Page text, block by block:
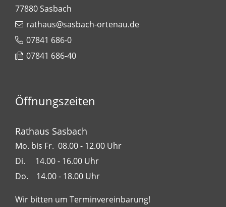
77880Sasbach
rathaus@sasbach-ortenau.de
07841 686-0
07841 686-40
Öffnungszeiten
Rathaus Sasbach
Mo. bis Fr. 08.00 - 12.00 Uhr
Di. 14.00 - 16.00 Uhr
Do. 14.00 - 18.00 Uhr
Wir bitten um Terminvereinbarung!